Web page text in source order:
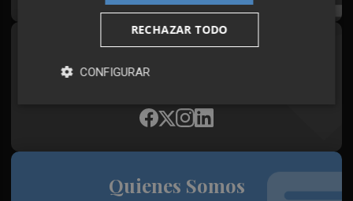
Síguenos en redes
Plaza Podcast, desde cualquier medio
Quienes Somos
RECHAZAR TODO
CONFIGURAR